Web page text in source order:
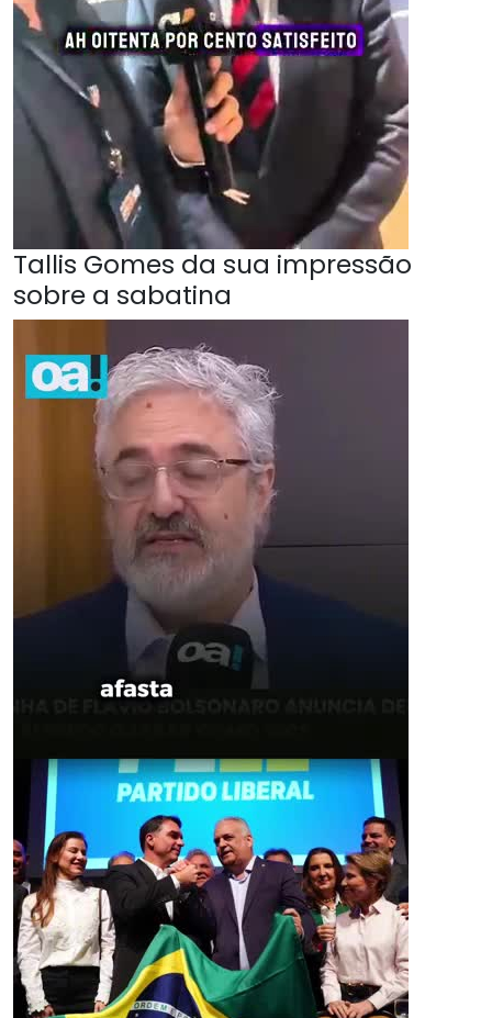
Tallis Gomes da sua impressão
sobre a sabatina